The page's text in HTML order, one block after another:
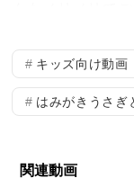
んもノリノリで
待合室やチェア
ください！
キッズ向け動画
はみがきうさぎ
関連動画